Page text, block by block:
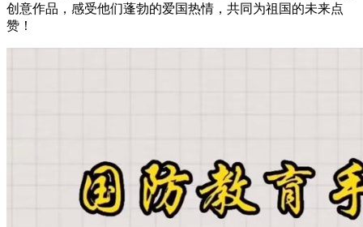
创意作品，感受他们蓬勃的爱国热情，共同为祖国的未来点
赞！